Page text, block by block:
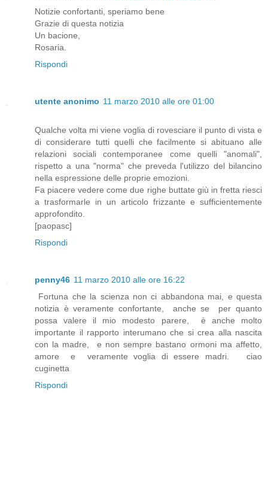
Notizie confortanti, speriamo bene
Grazie di questa notizia
Un bacione,
Rosaria.
Rispondi
utente anonimo 11 marzo 2010 alle ore 01:00
Qualche volta mi viene voglia di rovesciare il punto di vista e
di considerare tutti quelli che facilmente si abituano alle
relazioni sociali contemporanee come quelli "anomali",
rispetto a una "norma" che preveda l'utilizzo del bilancino
nella espressione delle proprie emozioni.
Fa piacere vedere come due righe buttate giù in fretta riesci
a trasformarle in un articolo frizzante e sufficientemente
approfondito.
[paopasc]
Rispondi
penny46 11 marzo 2010 alle ore 16:22
Fortuna che la scienza non ci abbandona mai, e questa
notizia è veramente confortante, anche se per quanto
possa valere il mio modesto parere, è anche molto
importante il rapporto interumano che si crea alla nascita
con la madre, e non sempre bastano ormoni ma affetto,
amore e veramente voglia di essere madri. ciao
cuginetta
Rispondi